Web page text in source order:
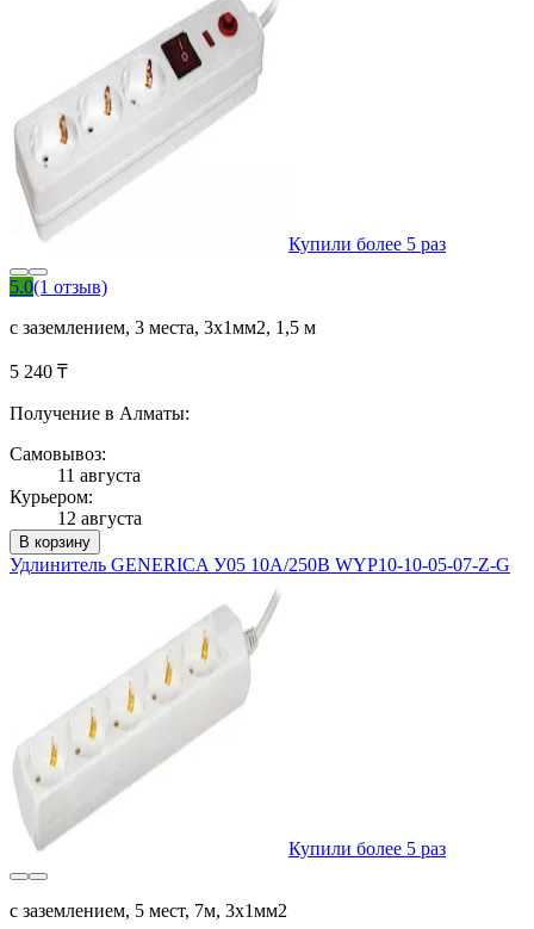
Купили более 5 раз
5.0(1 отзыв)
с заземлением, 3 места, 3х1мм2, 1,5 м
5 240 ₸
Получение в Алматы:
Самовывоз:
11 августа
Курьером:
12 августа
В корзину
Удлинитель GENERICA У05 10А/250В WYP10-10-05-07-Z-G
Купили более 5 раз
с заземлением, 5 мест, 7м, 3х1мм2